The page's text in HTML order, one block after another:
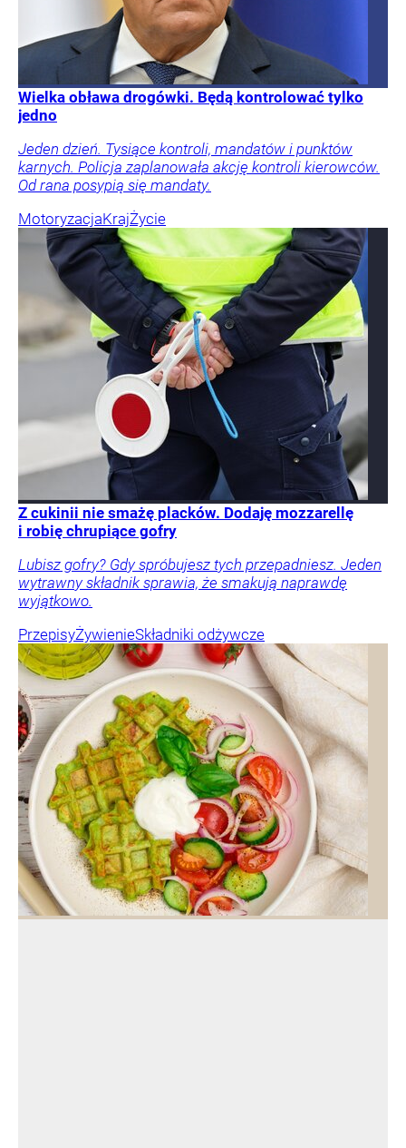
Wielka obława drogówki. Będą kontrolować tylko
jedno
Jeden dzień. Tysiące kontroli, mandatów i punktów
karnych. Policja zaplanowała akcję kontroli kierowców.
Od rana posypią się mandaty.
MotoryzacjaKrajŻycie
Z cukinii nie smażę placków. Dodaję mozzarellę
i robię chrupiące gofry
Lubisz gofry? Gdy spróbujesz tych przepadniesz. Jeden
wytrawny składnik sprawia, że smakują naprawdę
wyjątkowo.
PrzepisyŻywienieSkładniki odżywcze